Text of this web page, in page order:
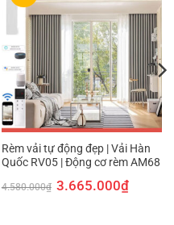
Rèm vải tự động đẹp | Vải Hàn
Quốc RV05 | Động cơ rèm AM68
4.580.000₫ Giá
gốc
3.665.000₫Giá